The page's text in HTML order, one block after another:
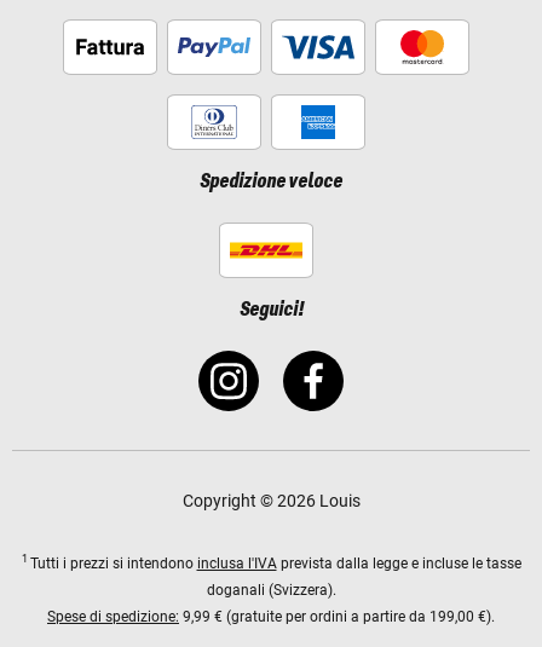
Spedizione veloce
Seguici!
Copyright © 2026 Louis
1 Tutti i prezzi si intendono inclusa l'IVAprevista dalla legge e incluse le tasse
doganali (Svizzera).
Spese di spedizione: 9,99 € (gratuite per ordini a partire da 199,00 €).